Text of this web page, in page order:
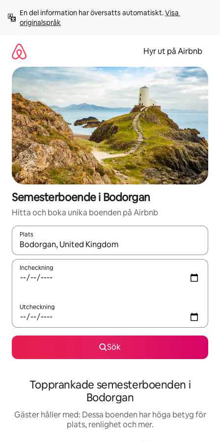
innehåll
En del information har översatts automatiskt. Visa
originalspråk
Hyr ut på Airbnb
Semesterboende i Bodorgan
Hitta och boka unika boenden på Airbnb
Plats
När resultaten är tillgängliga kan du navigera med upp- och
Incheckning
Utcheckning
Sök
Topprankade semesterboenden i
Bodorgan
Gäster håller med: Dessa boenden har höga betyg för
plats, renlighet och mer.